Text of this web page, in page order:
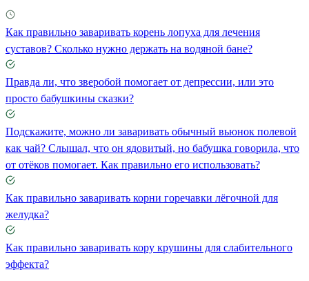
Как правильно заваривать корень лопуха для лечения
суставов? Сколько нужно держать на водяной бане?
Правда ли, что зверобой помогает от депрессии, или это
просто бабушкины сказки?
Подскажите, можно ли заваривать обычный вьюнок полевой
как чай? Слышал, что он ядовитый, но бабушка говорила, что
от отёков помогает. Как правильно его использовать?
Как правильно заваривать корни горечавки лёгочной для
желудка?
Как правильно заваривать кору крушины для слабительного
эффекта?